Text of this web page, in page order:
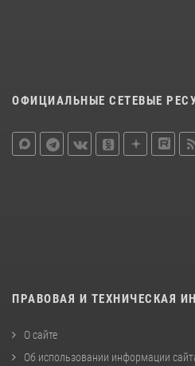
ОФИЦИАЛЬНЫЕ СЕТЕВЫЕ
ПРАВОВАЯ И ТЕХНИЧЕСКАЯ
О сайте
Об использовании информации